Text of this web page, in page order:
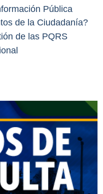
Pública
de la Ciudadanía?
de las PQRS